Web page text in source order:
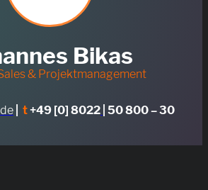
Bikas
& Projektmanagement
t+49 [0] 8022 | 50 800 – 30